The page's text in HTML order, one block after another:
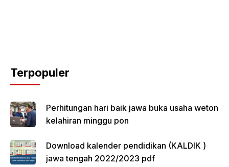
Terpopuler
Perhitungan hari baik jawa buka usaha weton
kelahiran minggu pon
Download kalender pendidikan (KALDIK )
jawa tengah 2022/2023 pdf